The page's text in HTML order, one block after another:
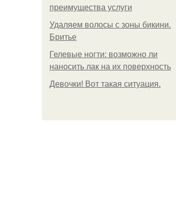
преимущества услуги
Удаляем волосы с зоны бикини.
Бритье
Гелевые ногти: возможно ли
наносить лак на их поверхность
Девочки! Вот такая ситуация.